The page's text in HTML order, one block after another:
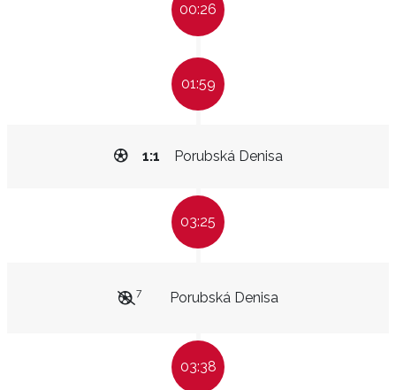
00:26
01:59
Porubská Denisa
1:1
03:25
Porubská Denisa
7
03:38